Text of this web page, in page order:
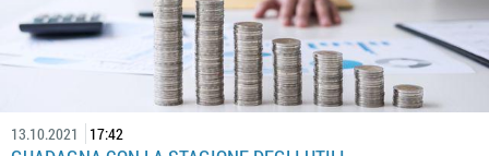
13.10.2021 17:42